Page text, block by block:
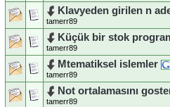
Klavyeden girilen n
tamerr89
Küçük bir stok
tamerr89
Mtematiksel islemler
tamerr89
Not ortalamasını
tamerr89